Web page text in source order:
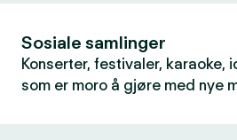
Sosiale samlinger
Konserter, festivaler,
som er moro å gjøre med nye